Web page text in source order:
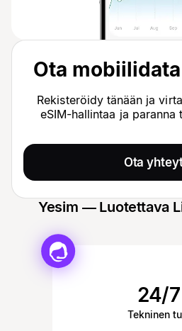
Ota
Rekisteröidy tänään ja
eSIM-hallintaa ja paranna
Ota
Yesim — Luotettava
24/7
Tekninen